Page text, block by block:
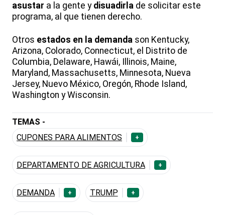
asustar a la gente y disuadirla de solicitar este
programa, al que tienen derecho.
Otros estados en la demanda son Kentucky,
Arizona, Colorado, Connecticut, el Distrito de
Columbia, Delaware, Hawái, Illinois, Maine,
Maryland, Massachusetts, Minnesota, Nueva
Jersey, Nuevo México, Oregón, Rhode Island,
Washington y Wisconsin.
TEMAS -
CUPONES PARA ALIMENTOS
+
DEPARTAMENTO DE AGRICULTURA +
DEMANDA + TRUMP +